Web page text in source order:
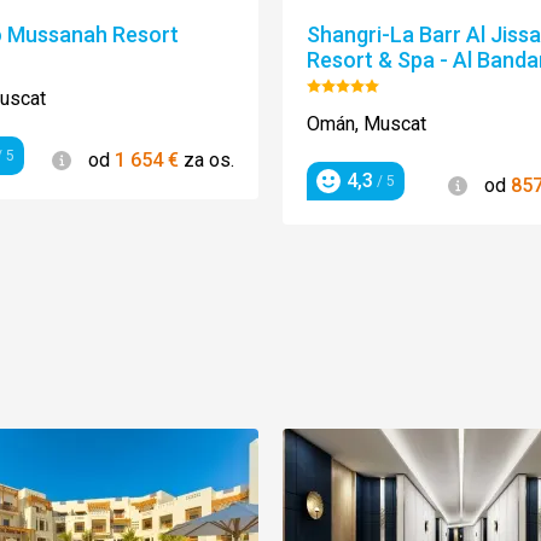
Mussanah Resort
5 Informácie
od 1 654€ za os.
Shangri-La Barr Al
Resort & Spa - Al
Hodnotenie:
5/5
Omán, Muscat
Hodnotenie
4,3 / 5 od